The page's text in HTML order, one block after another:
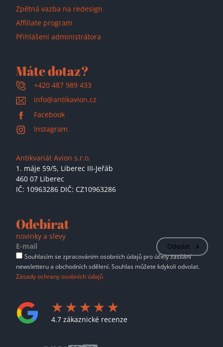
Zpětná vazba na redesign
Affiliate program
Přihlášení administrátora
Máte dotaz?
+420 487 989 433
info@antikavion.cz
Facebook
Instagram
Antikvariát Avion s.r.o.
1. máje 59/5, Liberec III-Jeřáb
460 07 Liberec
IČ: 10963286 DIČ: CZ10963286
Odebírat
novinky a slevy
Odeslat
Souhlasím se zpracováním osobních údajů pro účely zasílání
newsletteru a obchodních sdělení. Souhlas můžete kdykoli odvolat.
Zásady ochrany osobních údajů
4.7 zákaznické recenze